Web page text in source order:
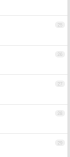
25
26
27
28
29